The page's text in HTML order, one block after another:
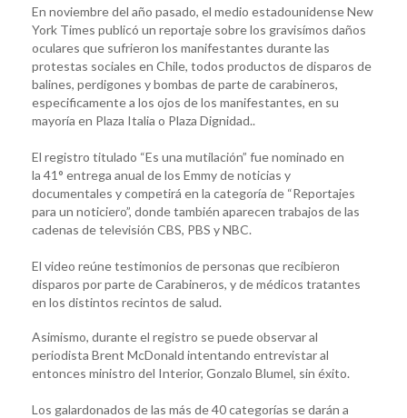
En noviembre del año pasado, el medio estadounidense New
York Times publicó un reportaje sobre los gravisímos daños
oculares que sufrieron los manifestantes durante las
protestas sociales en Chile, todos productos de disparos de
balines, perdigones y bombas de parte de carabineros,
especificamente a los ojos de los manifestantes, en su
mayoría en Plaza Italia o Plaza Dignidad..
El registro titulado “Es una mutilación” fue nominado en
la 41° entrega anual de los Emmy de noticias y
documentales y competirá en la categoría de “Reportajes
para un noticiero”, donde también aparecen trabajos de las
cadenas de televisión CBS, PBS y NBC.
El video reúne testimonios de personas que recibieron
disparos por parte de Carabineros, y de médicos tratantes
en los distintos recintos de salud.
Asimismo, durante el registro se puede observar al
periodista Brent McDonald intentando entrevistar al
entonces ministro del Interior, Gonzalo Blumel, sin éxito.
Los galardonados de las más de 40 categorías se darán a